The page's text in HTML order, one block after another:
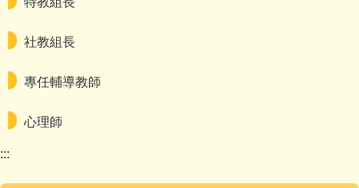
社教組長
專任輔導教師
心理師
:::